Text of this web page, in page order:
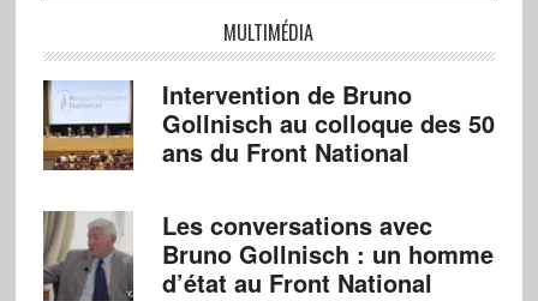
MULTIMÉDIA
Intervention de Bruno
Gollnisch au colloque des 50
ans du Front National
Les conversations avec
Bruno Gollnisch : un homme
d’état au Front National